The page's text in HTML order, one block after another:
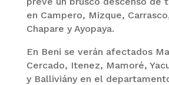
en Campero, Mizque,
Chapare y Ayopaya.
En Beni se verán afectados
Cercado, Itenez, Mamoré,
y Balliviány en el